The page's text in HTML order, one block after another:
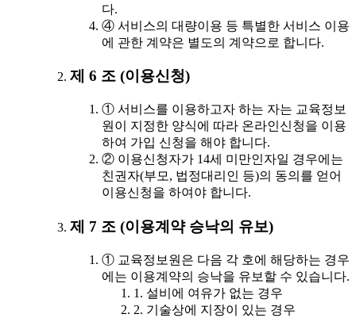
다.
④ 서비스의 대량이용 등 특별한 서비스 이용
에 관한 계약은 별도의 계약으로 합니다.
제 6 조 (이용신청)
① 서비스를 이용하고자 하는 자는 교육정보
원이 지정한 양식에 따라 온라인신청을 이용
하여 가입 신청을 해야 합니다.
② 이용신청자가 14세 미만인자일 경우에는
친권자(부모, 법정대리인 등)의 동의를 얻어
이용신청을 하여야 합니다.
제 7 조 (이용계약 승낙의 유보)
① 교육정보원은 다음 각 호에 해당하는 경우
에는 이용계약의 승낙을 유보할 수 있습니다.
1. 설비에 여유가 없는 경우
2. 기술상에 지장이 있는 경우